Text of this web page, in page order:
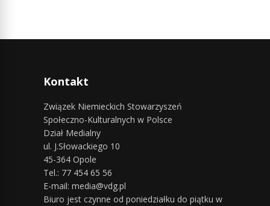
Kontakt
Związek Niemieckich Stowarzyszeń
Społeczno-Kulturalnych w Polsce
Dział Medialny
ul. J.Słowackiego 10
45-364 Opole
Tel.: 77 454 65 56
E-mail: media@vdg.pl
Biuro jest czynne od poniedziałku do piątku w